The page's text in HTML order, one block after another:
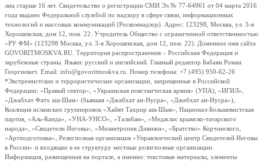
лиц старше 16 лет. Свидетельство о регистрации СМИ Эл № 77-64961 от 04 марта 2016
года выдано Федеральной службой по надзору в сфере связи, информационных
технологий и массовых коммуникаций (Роскомнадзор). Адрес: 123298, Москва, ул. 3-я
Хорошевская, дом 12, пом. 22. Учредитель Общество с ограниченной ответственностью
«РУ ФМ» (123298 Москва, ул. 3-я Хорошевская, дом 12, пом. 22). Доменное имя сайта
GOVORITMOSKVA.RU. Территория распространения – Российская Федерация и
зарубежные страны. Языки: русский и английский. Главный редактор Бабаян Роман
Георгиевич. Email: info@govoritmoskva.ru. Номер телефона: +7 (495) 950-62-26
*Экстремистские и террористические организации, запрещенные в Российской
Федерации: «Правый сектор», «Украинская повстанческая армия» (УПА), «ИГИЛ»,
«Джабхат Фатх аш-Шам» (бывшая «Джабхат ан-Нусра», «Джебхат ан-Нусра»),
Коалиция исламских группировок «Хайят Тахрир аш-Шам», Национал-Большевистская
партия, «Аль-Каида», «УНА-УНСО», «Талибан», «Меджлис крымско-татарского
народа», «Свидетели Иеговы», «Мизантропик Дивижн», «Братство» Корчинского,
«Артподготовка», Религиозная организация «Управленческий центр Свидетелей Иеговы
в России» и входящие в ее структуру местные религиозные организации.
Информация, размещенная на портале, а именно: текстовые материалы, элементы